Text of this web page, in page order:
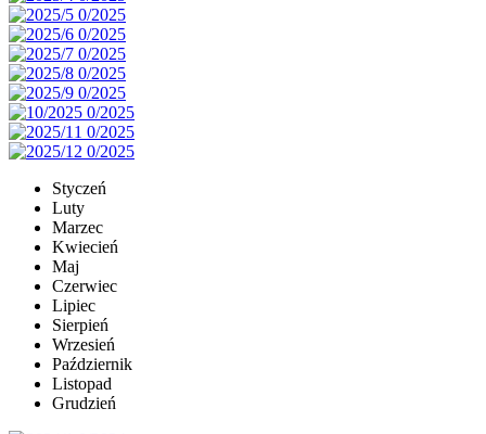
Styczeń
Luty
Marzec
Kwiecień
Maj
Czerwiec
Lipiec
Sierpień
Wrzesień
Październik
Listopad
Grudzień